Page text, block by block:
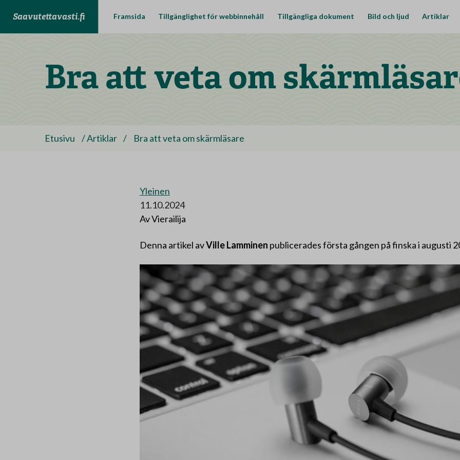
Saavutettavasti.fi Framsida Tillgänglighet för webbinnehåll Tillgängliga dokument Bild och ljud Artiklar
Bra att veta om
Etusivu /Artiklar / Bra att veta om skärmläsare
Yleinen
11.10.2024
Av Vierailija
Denna artikel avVille Lamminen publicerades första gången på finska i augusti